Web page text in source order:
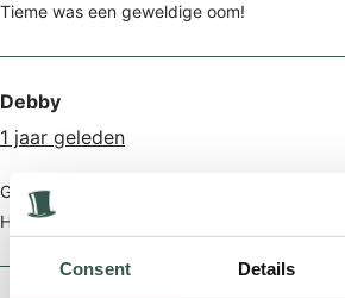
Consent Details
Tieme was een geweldige oom!
Debby
1 jaar geleden
Gecondoleerd Elsa, Tijmen en familie.
Heel veel sterkte voor nu en de komende tijd.